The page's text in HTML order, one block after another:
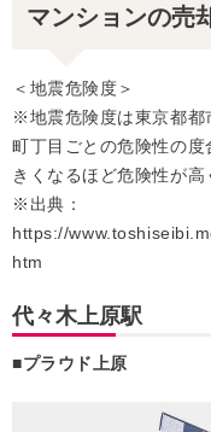
マンションの売
＜地震危険度＞
※地震危険度は東京都都
町丁目ごとの危険性の
きくなるほど危険性が高
※出典：
https://
htm
代々木上原駅
■プラウド上原